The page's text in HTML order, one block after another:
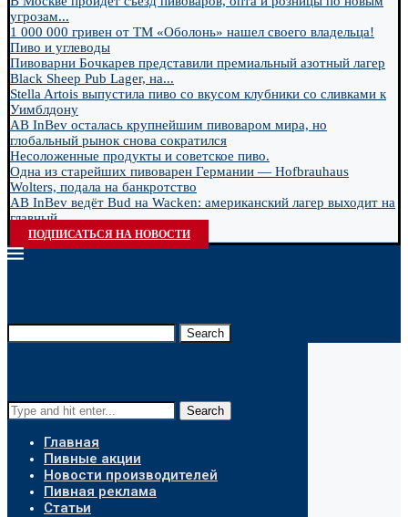
угрозам...
1 000 000 гривен от ТМ «Оболонь» нашел своего владельца!
Пиво и углеводы
Пивоварни Бочкарев представили премиальный азотный лагер
Black Sheep Pub Lager, на...
Stella Artois выпустила пиво со вкусом клубники со сливками к
Уимблдону
AB InBev осталась крупнейшим пивоваром мира, но
глобальный рынок снова сократился
Несоложенные продукты и советское пиво.
Одна из старейших пивоварен Германии — Hofbrauhaus
Wolters, подала на банкротство
AB InBev ведёт Bud на Wacken: американский лагер выходит на
главный...
ПОДПИСАТЬСЯ НА НОВОСТИ
Search
Search
Главная
Пивные акции
Новости производителей
Пивная реклама
Статьи